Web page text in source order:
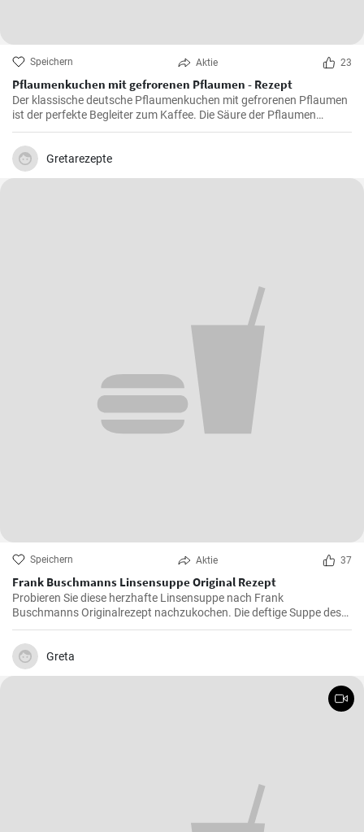
Speichern Aktie 23
Pflaumenkuchen mit gefrorenen Pflaumen - Rezept
Der klassische deutsche Pflaumenkuchen mit gefrorenen Pflaumen
ist der perfekte Begleiter zum Kaffee. Die Säure der Pflaumen
kombiniert mit der Süße des Kuchenteigs ergibt ein harmonisches
Geschmackserlebnis.
Gretarezepte
Speichern Aktie 37
Frank Buschmanns Linsensuppe Original Rezept
Probieren Sie diese herzhafte Linsensuppe nach Frank
Buschmanns Originalrezept nachzukochen. Die deftige Suppe des
Starkochs wird mit Linsen, verschiedenen Gewürzen und
Gemüsesorten zubereitet und mit Würstchenstücken angereichert.
Ein herzhaftes Familien Essen !
Greta